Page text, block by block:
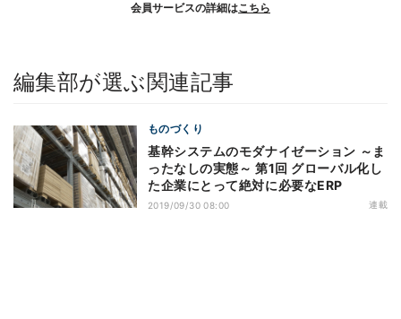
会員サービスの詳細はこちら
編集部が選ぶ関連記事
ものづくり
基幹システムのモダナイゼーション ～ま
ったなしの実態～ 第1回 グローバル化し
た企業にとって絶対に必要なERP
2019/09/30 08:00 連載